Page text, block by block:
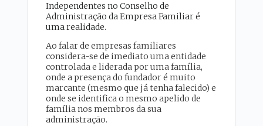
Independentes no Conselho de
Administração da Empresa Familiar é
uma realidade.
Ao falar de empresas familiares
considera-se de imediato uma entidade
controlada e liderada por uma família,
onde a presença do fundador é muito
marcante (mesmo que já tenha falecido) e
onde se identifica o mesmo apelido de
família nos membros da sua
administração.